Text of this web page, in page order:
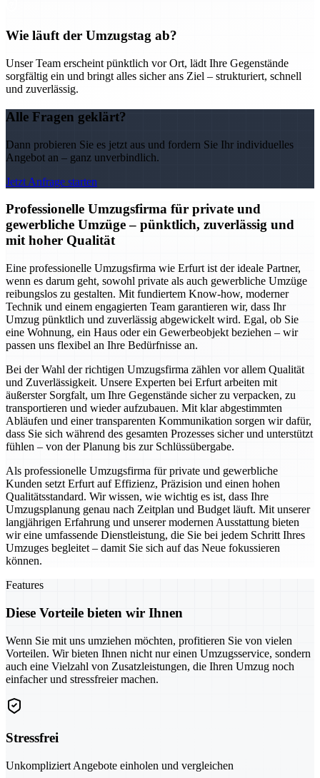
Wie läuft der Umzugstag ab?
Unser Team erscheint pünktlich vor Ort, lädt Ihre Gegenstände
sorgfältig ein und bringt alles sicher ans Ziel – strukturiert, schnell
und zuverlässig.
Alle Fragen geklärt?
Dann probieren Sie es jetzt aus und fordern Sie Ihr individuelles
Angebot an – ganz unverbindlich.
Jetzt Anfrage starten
Professionelle Umzugsfirma für private und
gewerbliche Umzüge – pünktlich, zuverlässig und
mit hoher Qualität
Eine professionelle Umzugsfirma wie Erfurt ist der ideale Partner,
wenn es darum geht, sowohl private als auch gewerbliche Umzüge
reibungslos zu gestalten. Mit fundiertem Know-how, moderner
Technik und einem engagierten Team garantieren wir, dass Ihr
Umzug pünktlich und zuverlässig abgewickelt wird. Egal, ob Sie
eine Wohnung, ein Haus oder ein Gewerbeobjekt beziehen – wir
passen uns flexibel an Ihre Bedürfnisse an.
Bei der Wahl der richtigen Umzugsfirma zählen vor allem Qualität
und Zuverlässigkeit. Unsere Experten bei Erfurt arbeiten mit
äußerster Sorgfalt, um Ihre Gegenstände sicher zu verpacken, zu
transportieren und wieder aufzubauen. Mit klar abgestimmten
Abläufen und einer transparenten Kommunikation sorgen wir dafür,
dass Sie sich während des gesamten Prozesses sicher und unterstützt
fühlen – von der Planung bis zur Schlüssübergabe.
Als professionelle Umzugsfirma für private und gewerbliche
Kunden setzt Erfurt auf Effizienz, Präzision und einen hohen
Qualitätsstandard. Wir wissen, wie wichtig es ist, dass Ihre
Umzugsplanung genau nach Zeitplan und Budget läuft. Mit unserer
langjährigen Erfahrung und unserer modernen Ausstattung bieten
wir eine umfassende Dienstleistung, die Sie bei jedem Schritt Ihres
Umzuges begleitet – damit Sie sich auf das Neue fokussieren
können.
Features
Diese Vorteile bieten wir Ihnen
Wenn Sie mit uns umziehen möchten, profitieren Sie von vielen
Vorteilen. Wir bieten Ihnen nicht nur einen Umzugsservice, sondern
auch eine Vielzahl von Zusatzleistungen, die Ihren Umzug noch
einfacher und stressfreier machen.
Stressfrei
Unkompliziert Angebote einholen und vergleichen